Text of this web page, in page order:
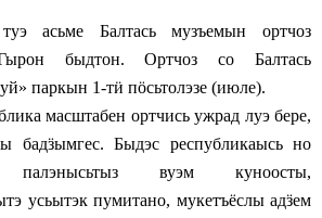
асьме Балтась музъемын ортчоз
Гырон быдтон. Ортчоз со Балтась
паркын 1-тӥ пӧсьтолэзе (июле).
масштабен ортчись ужрад луэ бере,
бадӟымгес. Быдэс республикаысь но
палэнысьтыз вуэм куноосты,
усьытэк пумитано, мукетъёслы адӟем